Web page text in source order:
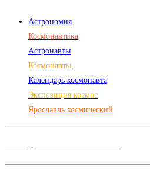
Астрономия
Космонавтика
Астронавты
Космонавты
Календарь космонавта
Экспозиция космос
Ярославль космический